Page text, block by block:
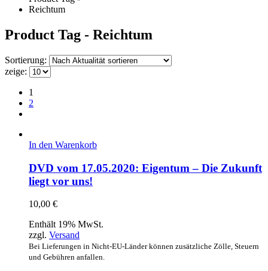
Reichtum
Product Tag - Reichtum
Sortierung:
zeige:
1
2
In den Warenkorb
DVD vom 17.05.2020: Eigentum – Die Zukunft
liegt vor uns!
10,00 €
Enthält 19% MwSt.
zzgl. Versand
Bei Lieferungen in Nicht-EU-Länder können zusätzliche Zölle, Steuern
und Gebühren anfallen.